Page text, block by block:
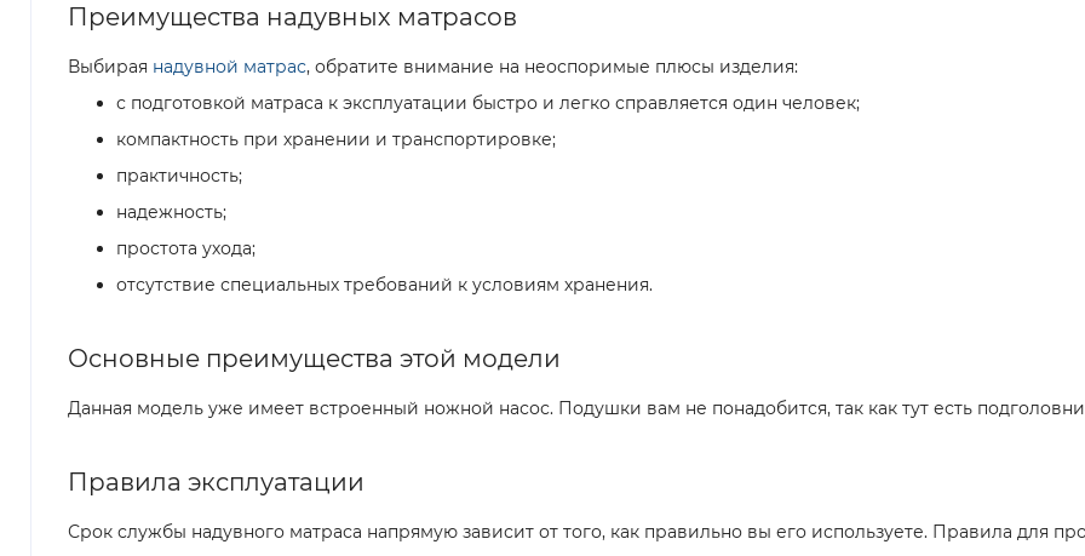
Преимущества надувных матрасов
Выбирая надувной матрас, обратите внимание на неоспоримые плюсы изделия:
с подготовкой матраса к эксплуатации быстро и легко справляется один человек;
компактность при хранении и транспортировке;
практичность;
надежность;
простота ухода;
отсутствие специальных требований к условиям хранения.
Основные преимущества этой модели
Данная модель уже имеет встроенный ножной насос. Подушки вам не понадобится, так как тут есть
Правила эксплуатации
Срок службы надувного матраса напрямую зависит от того, как правильно вы его используете. Правила для